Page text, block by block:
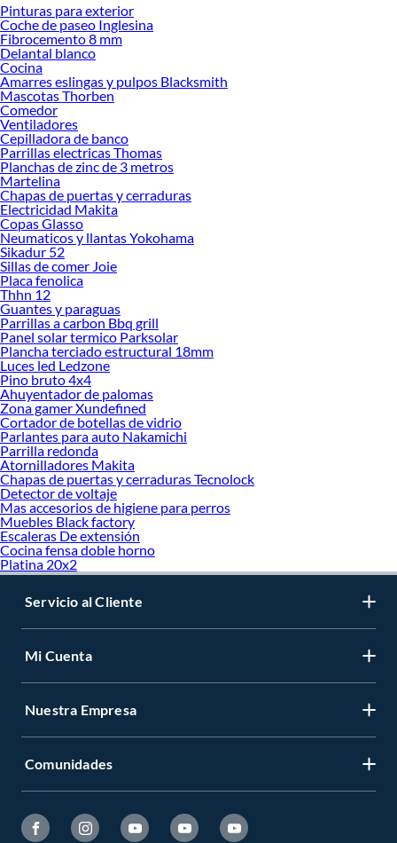
Desde remodelaciones hasta proyectos de decoración, estamos aquí para hacer
tus ideas realidad. ¡Visítanos y encuentra todo lo que tenemos para ofrecerte en
Sábanas!
Explora la variedad de productos de Sábanas en Sodimac
Herramientas, materiales y accesorios de calidad para tus proyectos y
renovación de espacios. ¡Visítanos y descubre todo lo que tenemos para
ofrecerte!
Encuentra una amplia variedad de productos de Sábanas en Sodimac. Encuentra
todo lo necesario para tus proyectos de renovación y decoración. ¡Visítanos y
haz tus ideas realidad!
Pinturas para exterior
Coche de paseo Inglesina
Fibrocemento 8 mm
Delantal blanco
Cocina
Amarres eslingas y pulpos Blacksmith
Mascotas Thorben
Comedor
Ventiladores
Cepilladora de banco
Parrillas electricas Thomas
Planchas de zinc de 3 metros
Martelina
Chapas de puertas y cerraduras
Electricidad Makita
Copas Glasso
Neumaticos y llantas Yokohama
Sikadur 52
Sillas de comer Joie
Placa fenolica
Thhn 12
Guantes y paraguas
Parrillas a carbon Bbq grill
Panel solar termico Parksolar
Plancha terciado estructural 18mm
Luces led Ledzone
Pino bruto 4x4
Ahuyentador de palomas
Zona gamer Xundefined
Cortador de botellas de vidrio
Parlantes para auto Nakamichi
Parrilla redonda
Atornilladores Makita
Chapas de puertas y cerraduras Tecnolock
Detector de voltaje
Mas accesorios de higiene para perros
Muebles Black factory
Escaleras De extensión
Cocina fensa doble horno
Platina 20x2
Servicio al Cliente
Mi Cuenta
Nuestra Empresa
Comunidades